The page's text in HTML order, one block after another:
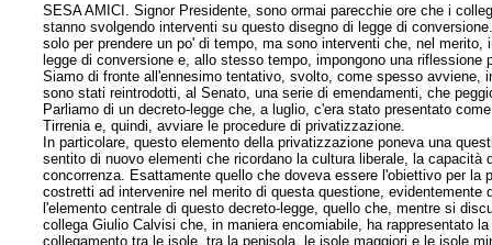
SESA AMICI. Signor Presidente, sono ormai parecchie ore che i
stanno svolgendo interventi su questo disegno di legge di
solo per prendere un po' di tempo, ma sono interventi che, nel
legge di conversione e, allo stesso tempo, impongono una riflessione
Siamo di fronte all'ennesimo tentativo, svolto, come spesso
sono stati reintrodotti, al Senato, una serie di emendamenti, che
Parliamo di un decreto-legge che, a luglio, c'era stato presentato
Tirrenia e, quindi, avviare le procedure di privatizzazione.
In particolare, questo elemento della privatizzazione poneva una
sentito di nuovo elementi che ricordano la cultura liberale, la
concorrenza. Esattamente quello che doveva essere l'obiettivo per
costretti ad intervenire nel merito di questa questione,
l'elemento centrale di questo decreto-legge, quello che, mentre si
collega Giulio Calvisi che, in maniera encomiabile, ha rappresentato
collegamento tra le isole, tra la penisola, le isole maggiori e le isole